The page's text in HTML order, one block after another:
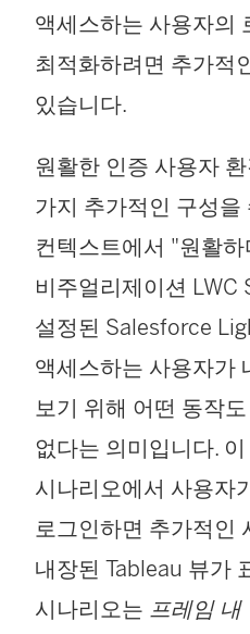
서
열
림
)
액세스하는 사용자의
최적화하려면 추가적
있습니다.
원활한 인증 사용자
가지 추가적인 구성을
컨텍스트에서 "원활
비주얼리제이션 LWC
설정된 Salesforce
액세스하는 사용자가
보기 위해 어떤 동작
없다는 의미입니다.
시나리오에서 사용자
로그인하면 추가적인
내장된 Tableau 뷰가
시나리오는 프레임 내